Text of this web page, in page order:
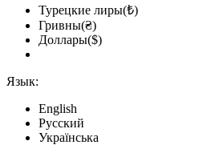
Турецкие лиры(₺)
Гривны(₴)
Доллары($)
Язык:
English
Русский
Українська